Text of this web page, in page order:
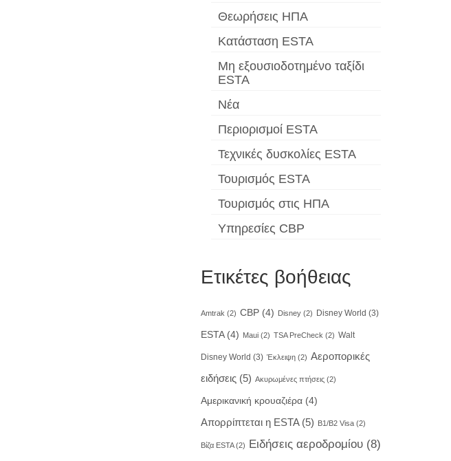
Θεωρήσεις ΗΠΑ
Κατάσταση ESTA
Μη εξουσιοδοτημένο ταξίδι
ESTA
Νέα
Περιορισμοί ESTA
Τεχνικές δυσκολίες ESTA
Τουρισμός ESTA
Τουρισμός στις ΗΠΑ
Υπηρεσίες CBP
Ετικέτες βοήθειας
Amtrak (2) CBP(4) Disney(2) Disney World (3)
ESTA(4) Maui(2) TSA PreCheck (2) Walt
Disney World (3) Έκλειψη(2) Αεροπορικές
ειδήσεις(5) Ακυρωμένες πτήσεις(2)
Αμερικανική κρουαζιέρα(4)
Απορρίπτεται η ESTA(5) Β1/B2 Visa(2)
Βίζα ESTA(2) Ειδήσεις αεροδρομίου(8)